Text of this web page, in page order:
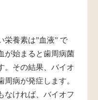
栄養素は”血液” で
が始まると歯周病菌
。その結果、バイオ
病が発症します。
なければ、バイオフ